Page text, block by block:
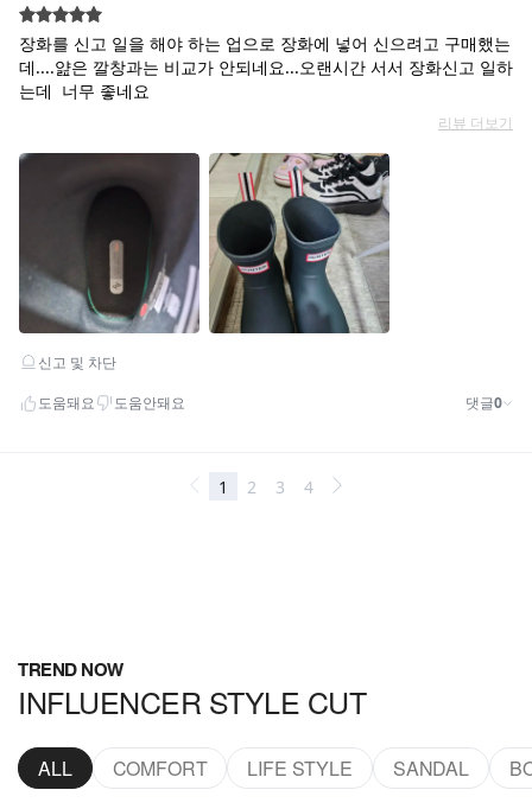
TREND NOW
INFLUENCER STYLE CUT
ALL COMFORT LIFE STYLE SANDAL